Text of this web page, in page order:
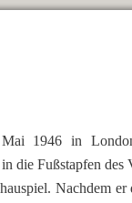
1946 in
die Fußstapfen des
Nachdem er